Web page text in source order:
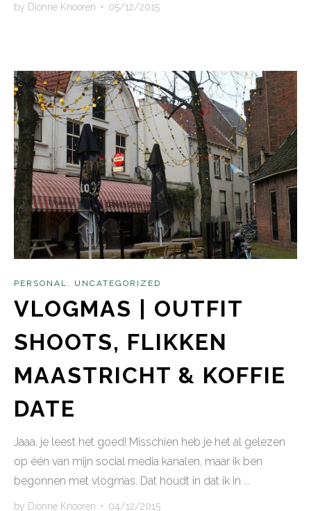
by Dionne Knooren • 05/12/2015
PERSONAL , UNCATEGORIZED
VLOGMAS | OUTFIT
SHOOTS, FLIKKEN
MAASTRICHT & KOFFIE
DATE
Jaaa, je leest het goed! Misschien heb je het al gelezen
op één van mijn social media kanalen, maar ik ben
begonnen met vlogmas. Dat houdt in dat ik in ...
by Dionne Knooren • 04/12/2015